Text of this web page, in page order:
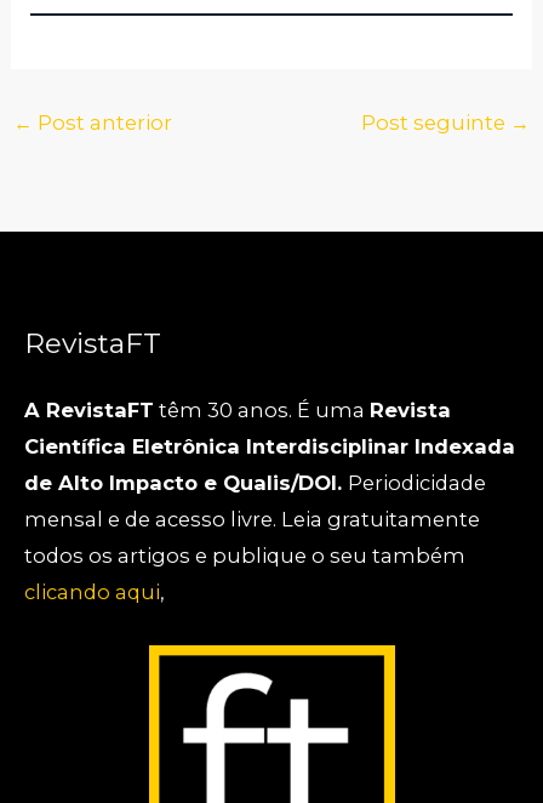
← Post anterior Post seguinte →
RevistaFT
A RevistaFT têm 30 anos. É uma Revista
Científica Eletrônica Interdisciplinar Indexada
de Alto Impacto e Qualis/DOI. Periodicidade
mensal e de acesso livre. Leia gratuitamente
todos os artigos e publique o seu também
clicando aqui,